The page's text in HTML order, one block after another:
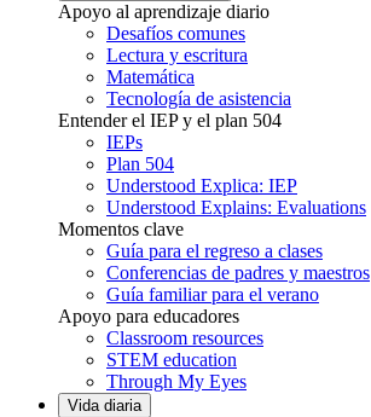
Apoyo al aprendizaje diario
Desafíos comunes
Lectura y escritura
Matemática
Tecnología de asistencia
Entender el IEP y el plan 504
IEPs
Plan 504
Understood Explica: IEP
Understood Explains: Evaluations
Momentos clave
Guía para el regreso a clases
Conferencias de padres y maestros
Guía familiar para el verano
Apoyo para educadores
Classroom resources
STEM education
Through My Eyes
Vida diaria